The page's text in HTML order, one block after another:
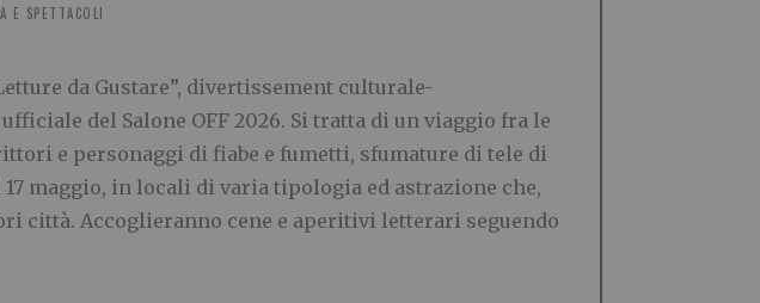
E SPETTACOLI
da Gustare”, divertissement culturale-
del Salone OFF 2026. Si tratta di un viaggio fra le
e personaggi di fiabe e fumetti, sfumature di tele di
maggio, in locali di varia tipologia ed astrazione che,
città. Accoglieranno cene e aperitivi letterari seguendo